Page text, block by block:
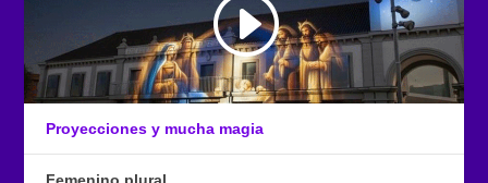
Proyecciones y mucha magia